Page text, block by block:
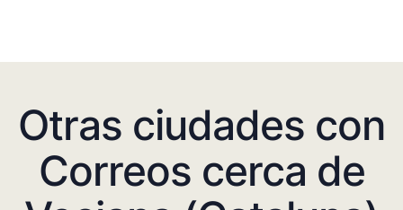
Otras ciudades con
Correos cerca de